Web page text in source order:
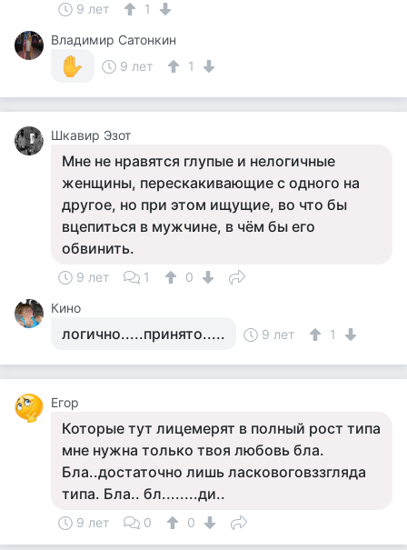
9 лет
1
Владимир Сатонкин
9 лет
1
Шкавир Эзот
Мне не нравятся глупые и нелогичные
женщины, перескакивающие с одного на
другое, но при этом ищущие, во что бы
вцепиться в мужчине, в чём бы его
обвинить.
9 лет 1
0
Кино
логично.....принято..... 9 лет 1
Егор
Которые тут лицемерят в полный рост типа
мне нужна только твоя любовь бла.
Бла..достаточно лишь ласковоговззгляда
типа. Бла.. бл........ди..
9 лет 0 0